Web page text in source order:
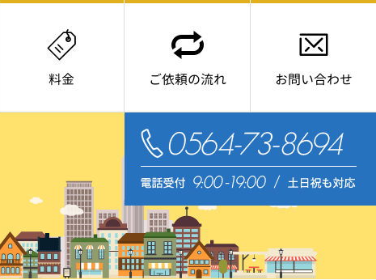
料金 ご依頼の流れ お問い合わせ